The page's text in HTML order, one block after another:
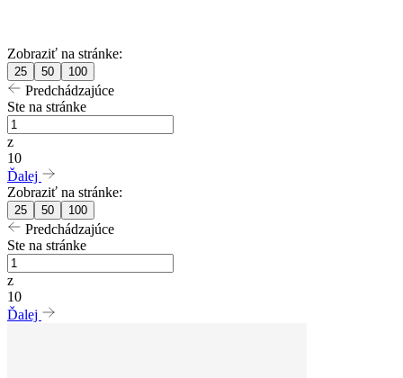
Zobraziť na stránke:
25 50 100
Predchádzajúce
Ste na stránke
z
10
Ďalej
Zobraziť na stránke:
25 50 100
Predchádzajúce
Ste na stránke
z
10
Ďalej